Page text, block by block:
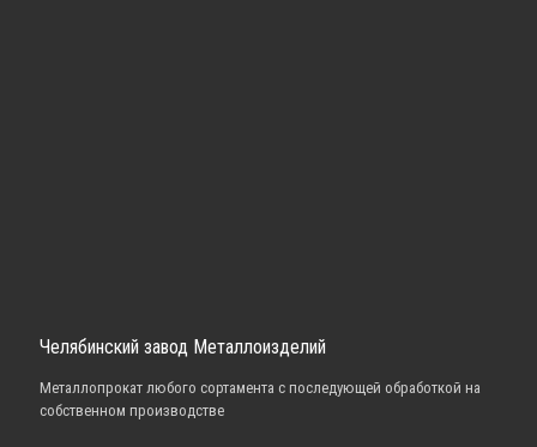
Челябинский завод Металлоизделий
Металлопрокат любого сортамента с последующей обработкой на
собственном производстве